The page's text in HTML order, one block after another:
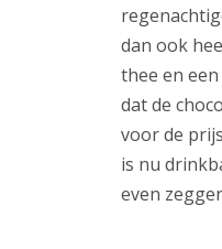
dan ook
thee en
dat de
voor de
is nu
even